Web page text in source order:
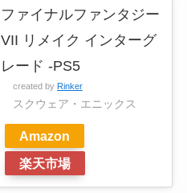
ファイナルファンタジー
VII リメイク インターグ
レード -PS5
created by Rinker
スクウェア・エニックス
Amazon
楽天市場